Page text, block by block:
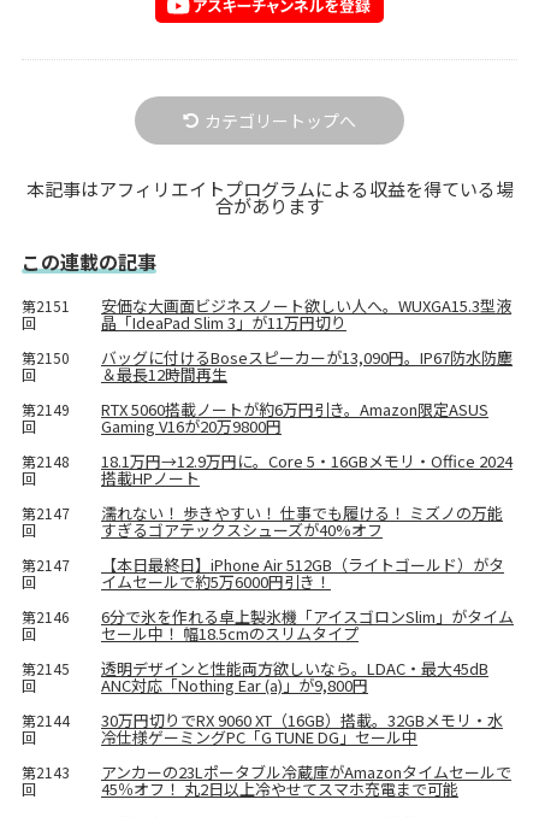
カテゴリートップへ
本記事はアフィリエイトプログラムによる収益を得ている場
合があります
この連載の記事
第2151
回
安価な大画面ビジネスノート欲しい人へ。WUXGA15.3型液
晶「IdeaPad Slim 3」が11万円切り
第2150
回
バッグに付けるBoseスピーカーが13,090円。IP67防水防塵
＆最長12時間再生
第2149
回
RTX 5060搭載ノートが約6万円引き。Amazon限定ASUS
Gaming V16が20万9800円
第2148
回
18.1万円→12.9万円に。Core 5・16GBメモリ・Office 2024
搭載HPノート
第2147
回
濡れない！ 歩きやすい！ 仕事でも履ける！ ミズノの万能
すぎるゴアテックスシューズが40%オフ
第2147
回
【本日最終日】iPhone Air 512GB（ライトゴールド）がタ
イムセールで約5万6000円引き！
第2146
回
6分で氷を作れる卓上製氷機「アイスゴロンSlim」がタイム
セール中！ 幅18.5cmのスリムタイプ
第2145
回
透明デザインと性能両方欲しいなら。LDAC・最大45dB
ANC対応「Nothing Ear (a)」が9,800円
第2144
回
30万円切りでRX 9060 XT（16GB）搭載。32GBメモリ・水
冷仕様ゲーミングPC「G TUNE DG」セール中
第2143
回
アンカーの23Lポータブル冷蔵庫がAmazonタイムセールで
45％オフ！ 丸2日以上冷やせてスマホ充電まで可能